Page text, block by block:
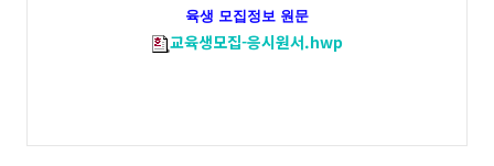
육생 모집정보 원문
교육생모집-응시원서.hwp